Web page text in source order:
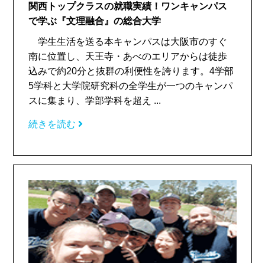
関西トップクラスの就職実績！ワンキャンパス
で学ぶ『文理融合』の総合大学
学生生活を送る本キャンパスは大阪市のすぐ
南に位置し、天王寺・あべのエリアからは徒歩
込みで約20分と抜群の利便性を誇ります。4学部
5学科と大学院研究科の全学生が一つのキャンパ
スに集まり、学部学科を超え ...
続きを読む